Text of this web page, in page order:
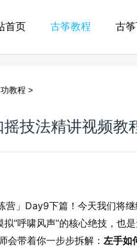
首页 古筝教程 古
教程 >
技法精讲视频教
营」Day9下篇！今天我们将
“呼啸风声”的核心绝技，也
会带着你一步步拆解： 左手如